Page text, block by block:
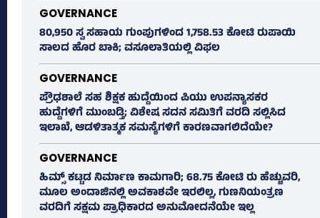
GOVERNANCE
80,950 ಸ್ವ ಸಹಾಯ ಗುಂಪುಗಳಿಂದ 1,758.53 ಕೋಟಿ ರುಪಾಯಿ
ಸಾಲದ ಹೊರ ಬಾಕಿ; ವಸೂಲಾತಿಯಲ್ಲಿ ವಿಫಲ
GOVERNANCE
ಪ್ರೌಢಶಾಲೆ ಸಹ ಶಿಕ್ಷಕ ಹುದ್ದೆಯಿಂದ ಪಿಯು ಉಪನ್ಯಾಸಕರ
ಹುದ್ದೆಗಳಿಗೆ ಮುಂಬಡ್ತಿ; ವಿಶೇಷ ಸದನ ಸಮಿತಿಗೆ ವರದಿ ಸಲ್ಲಿಸಿದ
ಇಲಾಖೆ, ಆಡಳಿತಾತ್ಮಕ ಸಮಸ್ಯೆಗಳಿಗೆ ಕಾರಣವಾಗಲಿದೆಯೇ?
GOVERNANCE
ಹಿಮ್ಸ್‌ ಕಟ್ಟಡ ನಿರ್ಮಾಣ ಕಾಮಗಾರಿ; 68.75 ಕೋಟಿ ರು ಹೆಚ್ಚುವರಿ,
ಮೂಲ ಅಂದಾಜಿನಲ್ಲಿ ಅವಕಾಶವೇ ಇರಲಿಲ್ಲ, ಗುಣನಿಯಂತ್ರಣ
ವರದಿಗೆ ಸಕ್ಷಮ ಪ್ರಾಧಿಕಾರದ ಅನುಮೋದನೆಯೇ ಇಲ್ಲ